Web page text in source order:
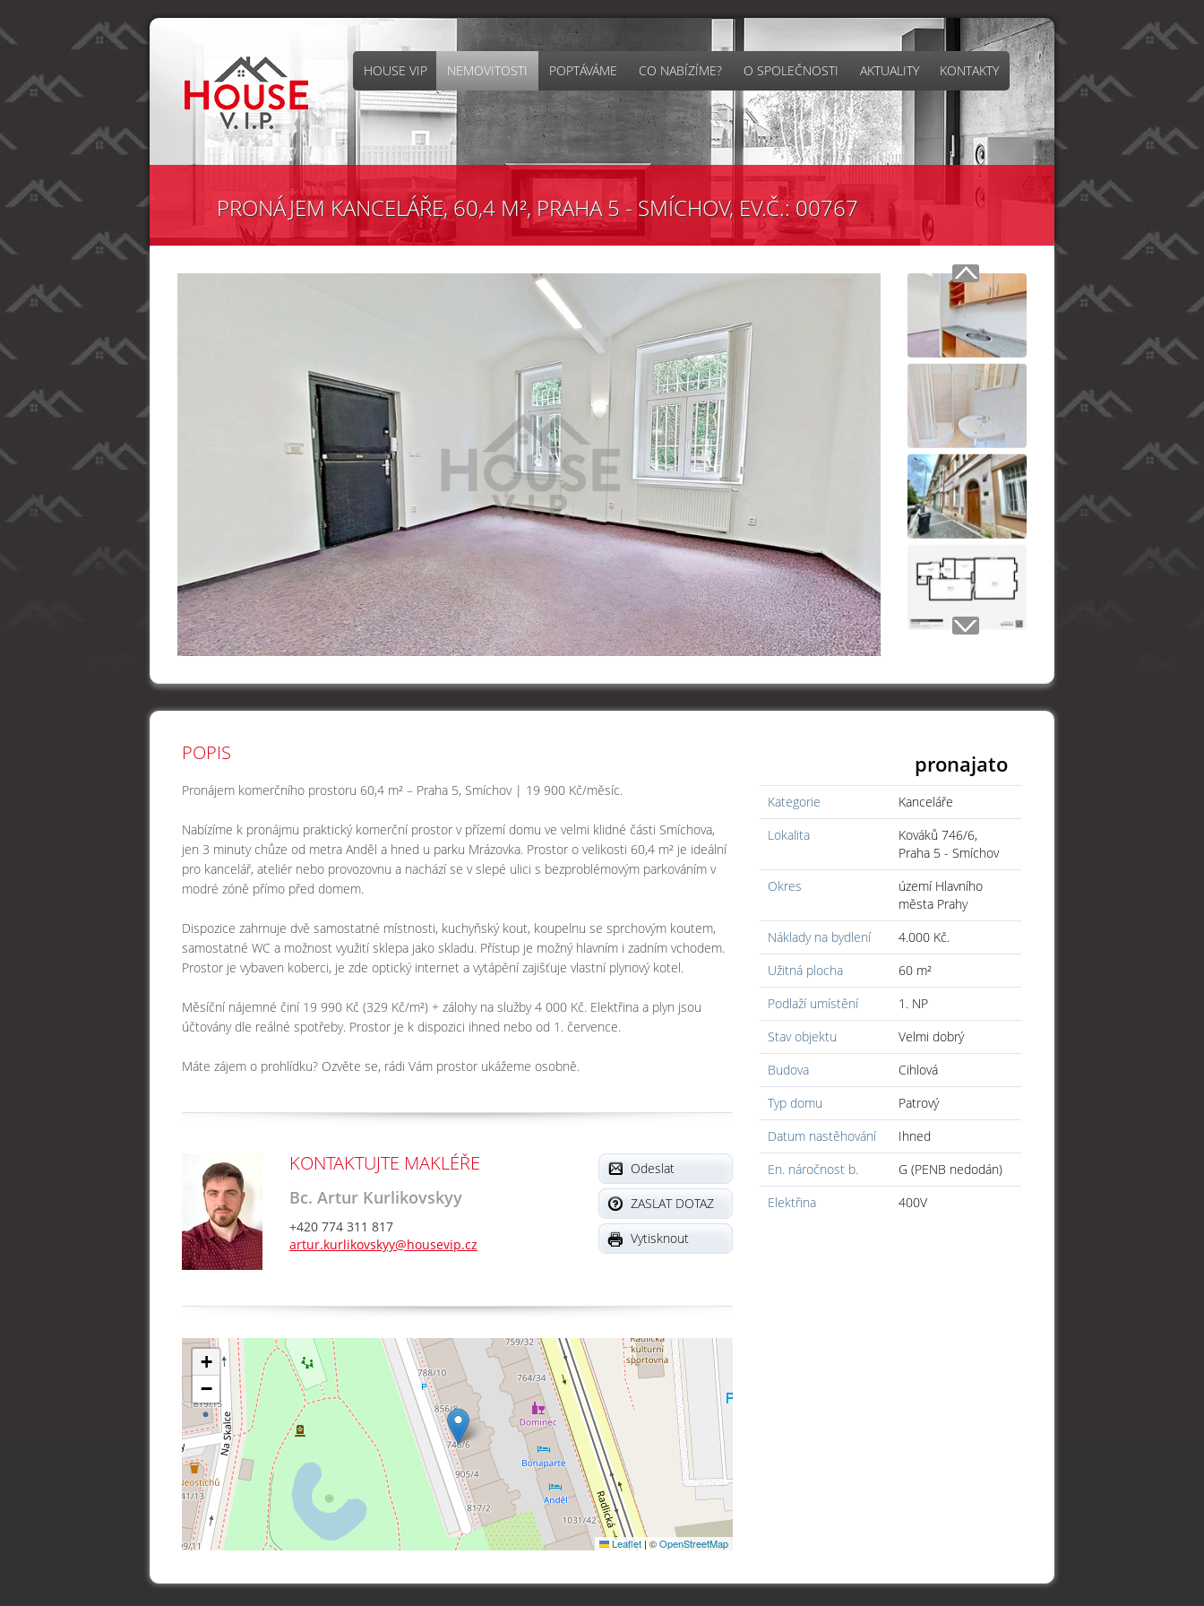
HOUSE VIP NEMOVITOSTI POPTÁVÁME CO NABÍZÍME? O SPOLEČNOSTI AKTUALITY KONTAKTY
PRONÁJEM KANCELÁŘE, 60,4 M², PRAHA 5 - SMÍCHOV, EV.Č.: 00767
POPIS
Pronájem komerčního prostoru 60,4 m² – Praha 5, Smíchov | 19 900 Kč/měsíc.
Nabízíme k pronájmu praktický komerční prostor v přízemí domu ve velmi klidné části Smíchova,
jen 3 minuty chůze od metra Anděl a hned u parku Mrázovka. Prostor o velikosti 60,4 m² je ideální
pro kancelář, ateliér nebo provozovnu a nachází se v slepé ulici s bezproblémovým parkováním v
modré zóně přímo před domem.
Dispozice zahrnuje dvě samostatné místnosti, kuchyňský kout, koupelnu se sprchovým koutem,
samostatné WC a možnost využití sklepa jako skladu. Přístup je možný hlavním i zadním vchodem.
Prostor je vybaven koberci, je zde optický internet a vytápění zajišťuje vlastní plynový kotel.
Měsíční nájemné činí 19 990 Kč (329 Kč/m²) + zálohy na služby 4 000 Kč. Elektřina a plyn jsou
účtovány dle reálné spotřeby. Prostor je k dispozici ihned nebo od 1. července.
Máte zájem o prohlídku? Ozvěte se, rádi Vám prostor ukážeme osobně.
KONTAKTUJTE MAKLÉŘE
Bc. Artur Kurlikovskyy
+420 774 311 817
artur.kurlikovskyy@housevip.cz
Odeslat
ZASLAT DOTAZ
Vytisknout
+
−
Leaflet |©OpenStreetMap
pronajato
Kategorie
Kanceláře
Lokalita
Kováků 746/6,
Praha 5 - Smíchov
Okres
území Hlavního
města Prahy
Náklady na bydlení
4.000 Kč.
Užitná plocha
60 m²
Podlaží umístění
1. NP
Stav objektu
Velmi dobrý
Budova
Cihlová
Typ domu
Patrový
Datum nastěhování
Ihned
En. náročnost b.
G (PENB nedodán)
Elektřina
400V